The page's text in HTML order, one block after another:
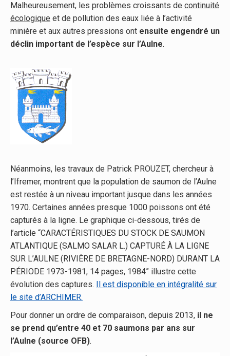
Malheureusement, les problèmes croissants de continuité
écologique et de pollution des eaux liée à l’activité
minière et aux autres pressions ont ensuite engendré un
déclin important de l’espèce sur l’Aulne.
Néanmoins, les travaux de Patrick PROUZET, chercheur à
l’Ifremer, montrent que la population de saumon de l’Aulne
est restée à un niveau important jusque dans les années
1970. Certaines années presque 1000 poissons ont été
capturés à la ligne. Le graphique ci-dessous, tirés de
l’article “CARACTÉRISTIQUES DU STOCK DE SAUMON
ATLANTIQUE (SALMO SALAR L.) CAPTURÉ À LA LIGNE
SUR L’AULNE (RIVIÈRE DE BRETAGNE-NORD) DURANT LA
PÉRIODE 1973-1981, 14 pages, 1984” illustre cette
évolution des captures.
Il est disponible en intégralité sur
le site d’ARCHIMER.
Pour donner un ordre de comparaison, depuis 2013, il ne
se prend qu’entre 40 et 70 saumons par ans sur
l’Aulne (source OFB).